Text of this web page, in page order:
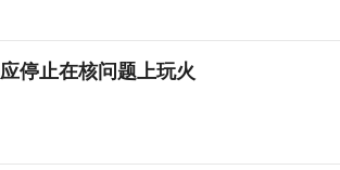
停止在核问题上玩火